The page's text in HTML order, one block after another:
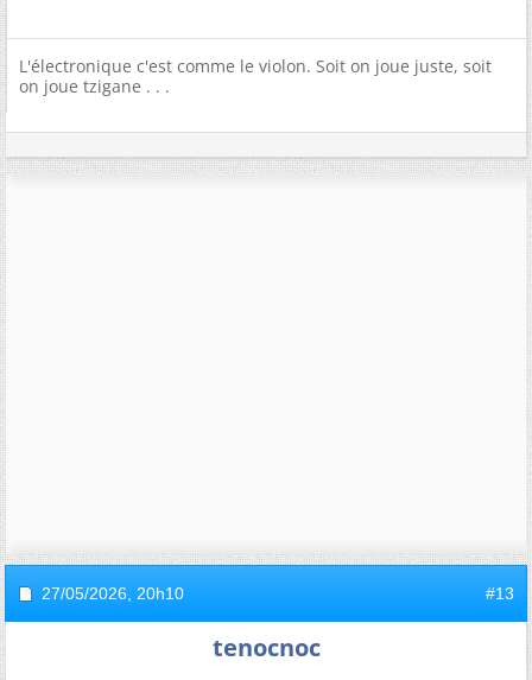
L'électronique c'est comme le violon. Soit on joue juste, soit
on joue tzigane . . .
27/05/2026, 20h10 #13
tenocnoc